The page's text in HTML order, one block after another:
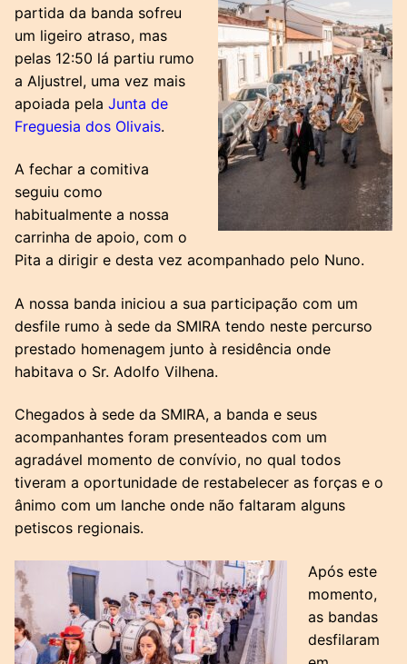
partida da banda sofreu
um ligeiro atraso, mas
pelas 12:50 lá partiu rumo
a Aljustrel, uma vez mais
apoiada pela Junta de
Freguesia dos Olivais.
A fechar a comitiva
seguiu como
habitualmente a nossa
carrinha de apoio, com o
Pita a dirigir e desta vez acompanhado pelo Nuno.
A nossa banda iniciou a sua participação com um
desfile rumo à sede da SMIRA tendo neste percurso
prestado homenagem junto à residência onde
habitava o Sr. Adolfo Vilhena.
Chegados à sede da SMIRA, a banda e seus
acompanhantes foram presenteados com um
agradável momento de convívio, no qual todos
tiveram a oportunidade de restabelecer as forças e o
ânimo com um lanche onde não faltaram alguns
petiscos regionais.
Após este
momento,
as bandas
desfilaram